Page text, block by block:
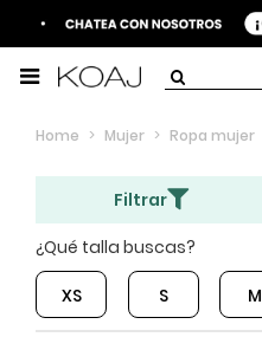
Home > Mujer > Ropa mujer
Filtrar
¿Qué talla buscas?
XS S M